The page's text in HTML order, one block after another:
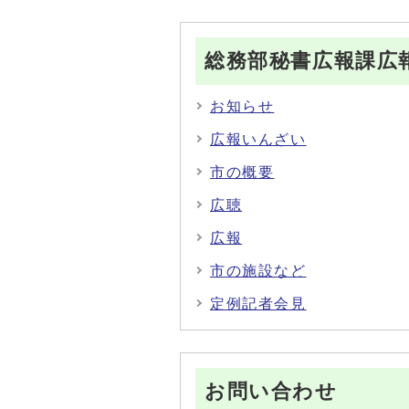
総務部秘書広報課広
お知らせ
広報いんざい
市の概要
広聴
広報
市の施設など
定例記者会見
お問い合わせ